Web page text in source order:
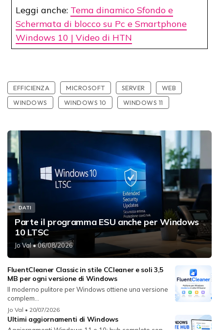
Leggi anche: Tema dinamico Sfondo e
Schermata di blocco su Pc e Smartphone
Windows 10 | Video di HTN
EFFICIENZA MICROSOFT SERVER
WEB
WINDOWS
WINDOWS 10 WINDOWS 11
DATI
Parte il programma ESU anche per Windows
10 LTSC
Jo Val• 06/08/2026
FluentCleaner Classic in stile CCleaner e soli 3,5
MB per ogni versione di Windows
Il moderno pulitore per Windows ottiene una versione
complem...
Jo Val • 20/07/2026
Ultimi aggiornamenti di Windows